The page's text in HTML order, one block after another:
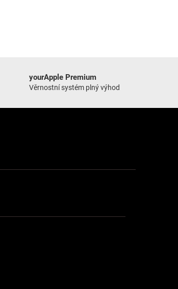
yourApple Premium
Věrnostní systém plný výhod